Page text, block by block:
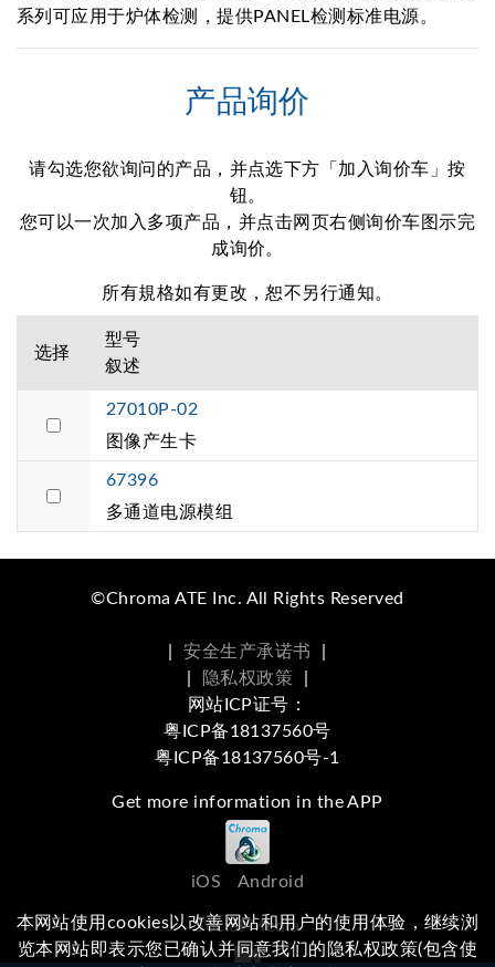
系列可应用于炉体检测，提供PANEL检测标准电源。
产品询价
请勾选您欲询问的产品，并点选下方「加入询价车」按
钮。
您可以一次加入多项产品，并点击网页右侧询价车图示完
成询价。
所有規格如有更改，恕不另行通知。
选择
型号
叙述
27010P-02
图像产生卡
67396
多通道电源模组
©Chroma ATE Inc. All Rights Reserved
安全生产承诺书
隐私权政策
网站ICP证号：
粤ICP备18137560号
粤ICP备18137560号-1
Get more information in the APP
iOS Android
Social Media
本网站使用cookies以改善网站和用户的使用体验，继续浏
览本网站即表示您已确认并同意我们的隐私权政策(包含使